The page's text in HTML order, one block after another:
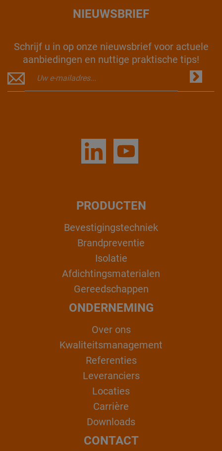
NIEUWSBRIEF
Schrijf u in op onze nieuwsbrief voor actuele
aanbiedingen en nuttige praktische tips!
PRODUCTEN
Bevestigingstechniek
Brandpreventie
Isolatie
Afdichtingsmaterialen
Gereedschappen
ONDERNEMING
Over ons
Kwaliteitsmanagement
Referenties
Leveranciers
Locaties
Carrière
Downloads
CONTACT